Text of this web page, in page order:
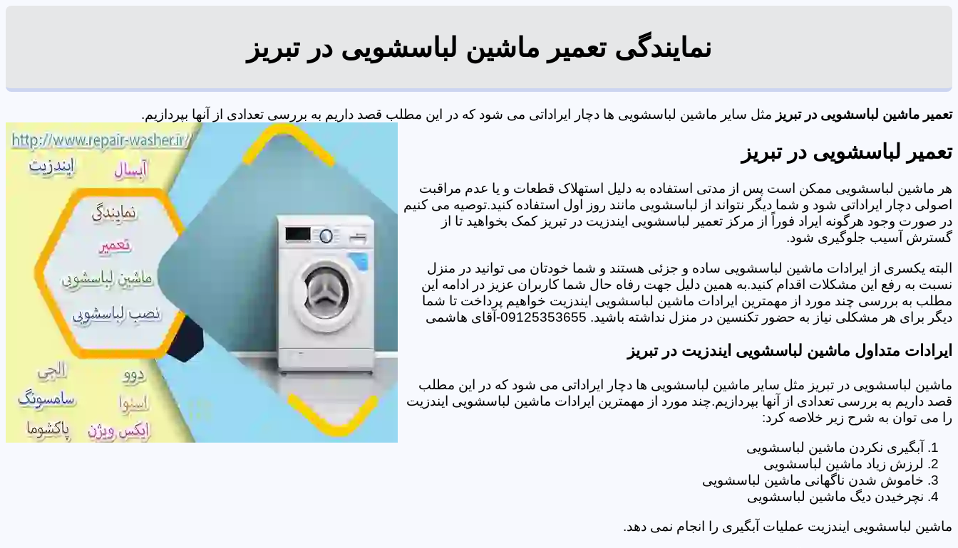
نمایندگی تعمیر ماشین لباسشویی در تبریز
تعمیر ماشین لباسشویی در تبریز مثل سایر ماشین لباسشویی ها دچار ایراداتی می شود که در این مطلب قصد داریم به بررسی تعدادی از آنها بپردازیم.
تعمیر لباسشویی در تبریز
هر ماشین لباسشویی ممکن است پس از مدتی استفاده به دلیل استهلاک قطعات و یا عدم مراقبت
اصولی دچار ایراداتی شود و شما دیگر نتواند از لباسشویی مانند روز اول استفاده کنید.توصیه می کنیم
در صورت وجود هرگونه ایراد فوراً از مرکز تعمیر لباسشویی ایندزیت در تبریز کمک بخواهید تا از
گسترش آسیب جلوگیری شود.
البته یکسری از ایرادات ماشین لباسشویی ساده و جزئی هستند و شما خودتان می توانید در منزل
نسبت به رفع این مشکلات اقدام کنید.به همین دلیل جهت رفاه حال شما کاربران عزیز در ادامه این
مطلب به بررسی چند مورد از مهمترین ایرادات ماشین لباسشویی ایندزیت خواهیم پرداخت تا شما
دیگر برای هر مشکلی نیاز به حضور تکنسین در منزل نداشته باشید. 09125353655-آقای هاشمی
ایرادات متداول ماشین لباسشویی ایندزیت در تبریز
ماشین لباسشویی در تبریز مثل سایر ماشین لباسشویی ها دچار ایراداتی می شود که در این مطلب
قصد داریم به بررسی تعدادی از آنها بپردازیم.چند مورد از مهمترین ایرادات ماشین لباسشویی ایندزیت
را می توان به شرح زیر خلاصه کرد:
آبگیری نکردن ماشین لباسشویی
لرزش زیاد ماشین لباسشویی
خاموش شدن ناگهانی ماشین لباسشویی
نچرخیدن دیگ ماشین لباسشویی
ماشین لباسشویی ایندزیت عملیات آبگیری را انجام نمی دهد.